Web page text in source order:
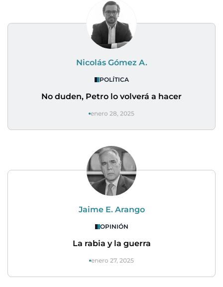
Nicolás Gómez A.
POLÍTICA
No duden, Petro lo volverá a hacer
enero 28, 2025
Jaime E. Arango
OPINIÓN
La rabia y la guerra
enero 27, 2025